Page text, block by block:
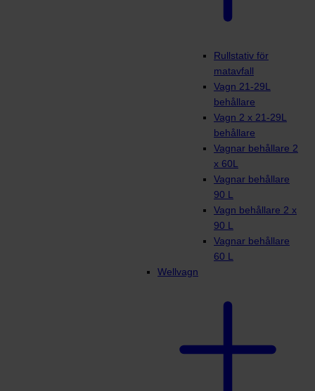
Rullstativ för
matavfall
Vagn 21-29L
behållare
Vagn 2 x 21-29L
behållare
Vagnar behållare 2
x 60L
Vagnar behållare
90 L
Vagn behållare 2 x
90 L
Vagnar behållare
60 L
Wellvagn